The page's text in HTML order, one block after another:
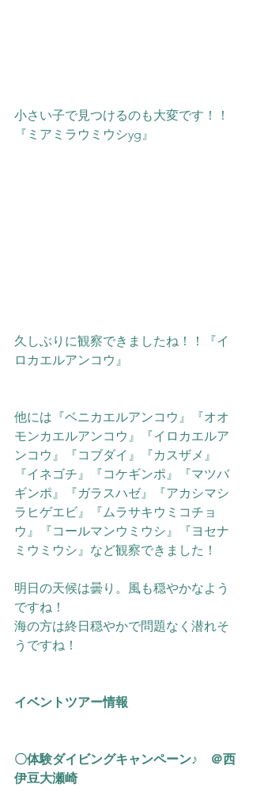
小さい子で見つけるのも大変です！！
『ミアミラウミウシyg』
久しぶりに観察できましたね！！『イ
ロカエルアンコウ』
他には『ベニカエルアンコウ』『オオ
モンカエルアンコウ』『イロカエルア
ンコウ』『コブダイ』『カスザメ』
『イネゴチ』『コケギンポ』『マツバ
ギンポ』
『ガラスハゼ』『アカシマシ
ラヒゲエビ』『ムラサキウミコチョ
ウ』『コールマンウミウシ』『ヨセナ
ミウミウシ』など観察できました！
明日の天候は曇り。風も穏やかなよう
ですね！
海の方は終日穏やかで問題なく潜れそ
うですね！
イベントツアー情報
〇体験ダイビングキャンペーン♪　＠西
伊豆大瀬崎